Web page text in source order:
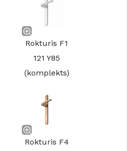
Rokturis F1
121 Y85
(komplekts)
Rokturis F4